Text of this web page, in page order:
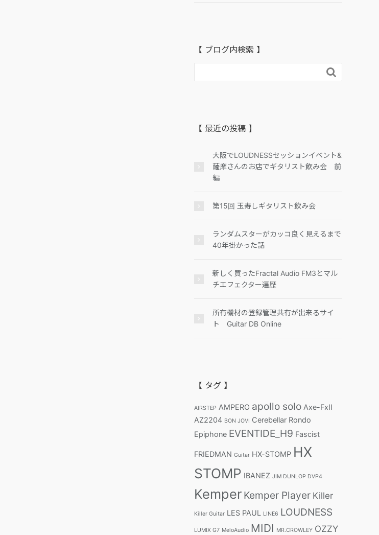
【 ブログ内検索 】

【 最近の投稿 】
大阪でLOUDNESSセッションイベント&
薩摩さんのお店でギタリスト飲み会 前
編
第15回 玉寿しギタリスト飲み会
ランダムスターがカッコ良く見えるまで
40年掛かった話
新しく買ったFractal Audio FM3とマル
チエフェクター遍歴
所有機材の登録管理共有が出来るサイ
ト Guitar DB Online
【 タグ 】
AIRSTEP AMPERO apollo solo Axe-FxII
AZ2204 BON JOVI Cerebellar Rondo
Epiphone EVENTIDE_H9 Fascist
FRIEDMAN Guitar HX-STOMP HX
STOMP IBANEZ JIM DUNLOP DVP4
Kemper Kemper Player Killer
Killer Guitar LES PAUL LINE6 LOUDNESS
LUMIX G7 MeloAudio MIDI MR.CROWLEY OZZY